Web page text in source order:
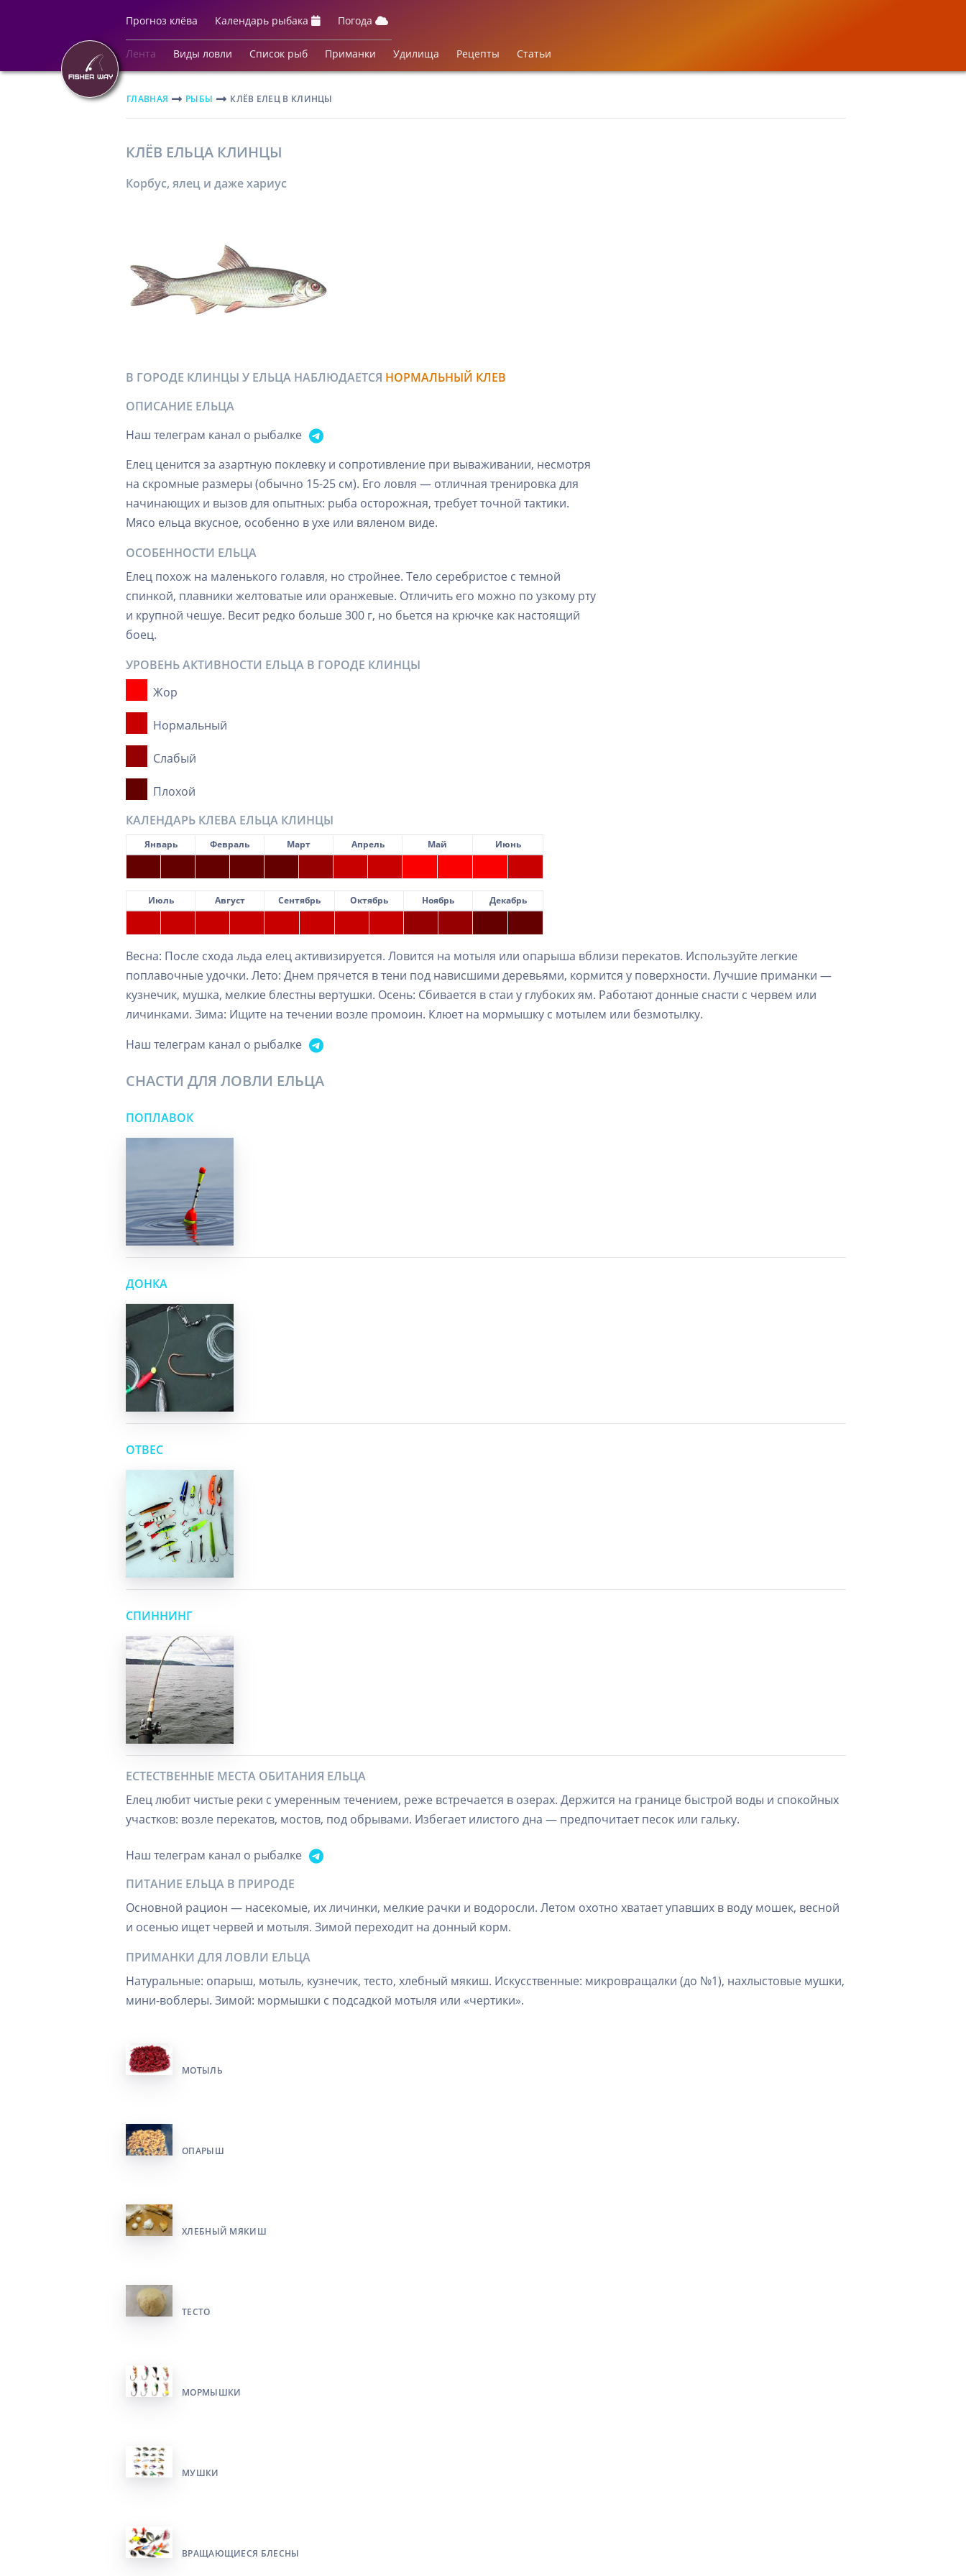
Прогноз клёва Календарь рыбака Погода
Лента Виды ловли Список рыб Приманки Удилища Рецепты Статьи
ГЛАВНАЯ РЫБЫ КЛЁВ ЕЛЕЦ В КЛИНЦЫ
КЛЁВ ЕЛЬЦА КЛИНЦЫ
Корбус, ялец и даже хариус
В ГОРОДЕ КЛИНЦЫ У ЕЛЬЦА НАБЛЮДАЕТСЯ НОРМАЛЬНЫЙ КЛЕВ
ОПИСАНИЕ ЕЛЬЦА
Наш телеграм канал о рыбалке
Елец ценится за азартную поклевку и сопротивление при вываживании, несмотря
на скромные размеры (обычно 15-25 см). Его ловля — отличная тренировка для
начинающих и вызов для опытных: рыба осторожная, требует точной тактики.
Мясо ельца вкусное, особенно в ухе или вяленом виде.
ОСОБЕННОСТИ ЕЛЬЦА
Елец похож на маленького голавля, но стройнее. Тело серебристое с темной
спинкой, плавники желтоватые или оранжевые. Отличить его можно по узкому рту
и крупной чешуе. Весит редко больше 300 г, но бьется на крючке как настоящий
боец.
УРОВЕНЬ АКТИВНОСТИ ЕЛЬЦА В ГОРОДЕ КЛИНЦЫ
Жор
Нормальный
Слабый
Плохой
КАЛЕНДАРЬ КЛЕВА ЕЛЬЦА КЛИНЦЫ
Январь Февраль Март Апрель Май Июнь
Июль Август Сентябрь Октябрь Ноябрь Декабрь
Весна: После схода льда елец активизируется. Ловится на мотыля или опарыша вблизи перекатов. Используйте легкие
поплавочные удочки. Лето: Днем прячется в тени под нависшими деревьями, кормится у поверхности. Лучшие приманки —
кузнечик, мушка, мелкие блестны вертушки. Осень: Сбивается в стаи у глубоких ям. Работают донные снасти с червем или
личинками. Зима: Ищите на течении возле промоин. Клюет на мормышку с мотылем или безмотылку.
Наш телеграм канал о рыбалке
СНАСТИ ДЛЯ ЛОВЛИ ЕЛЬЦА
ПОПЛАВОК
ДОНКА
ОТВЕС
СПИННИНГ
ЕСТЕСТВЕННЫЕ МЕСТА ОБИТАНИЯ ЕЛЬЦА
Елец любит чистые реки с умеренным течением, реже встречается в озерах. Держится на границе быстрой воды и спокойных
участков: возле перекатов, мостов, под обрывами. Избегает илистого дна — предпочитает песок или гальку.
Наш телеграм канал о рыбалке
ПИТАНИЕ ЕЛЬЦА В ПРИРОДЕ
Основной рацион — насекомые, их личинки, мелкие рачки и водоросли. Летом охотно хватает упавших в воду мошек, весной
и осенью ищет червей и мотыля. Зимой переходит на донный корм.
ПРИМАНКИ ДЛЯ ЛОВЛИ ЕЛЬЦА
Натуральные: опарыш, мотыль, кузнечик, тесто, хлебный мякиш. Искусственные: микровращалки (до №1), нахлыстовые мушки,
мини-воблеры. Зимой: мормышки с подсадкой мотыля или «чертики».
МОТЫЛЬ
ОПАРЫШ
ХЛЕБНЫЙ МЯКИШ
ТЕСТО
МОРМЫШКИ
МУШКИ
ВРАЩАЮЩИЕСЯ БЛЕСНЫ